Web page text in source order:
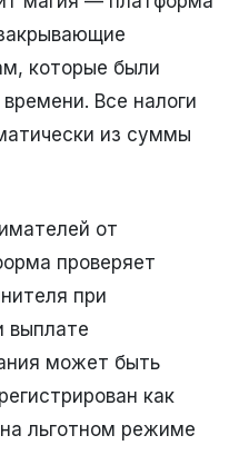
которые были
Все налоги
из суммы
от
проверяет
при
выплате
может быть
как
льготном режиме